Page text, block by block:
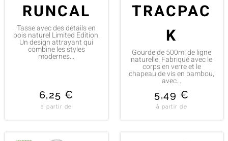
RUNCAL
Tasse avec des détails en
bois naturel Limited Edition.
Un design attrayant qui
combine les styles
modernes...
6,25€
à partir de
TRACPAC
K
Gourde de 500ml de ligne
naturelle. Fabriqué avec le
corps en verre et le
chapeau de vis en bambou,
avec...
5,49 €
à partir de